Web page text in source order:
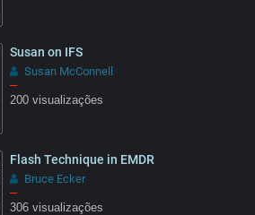
Susan on IFS
Susan McConnell
–
200 visualizações
Flash Technique in EMDR
Bruce Ecker
–
306 visualizações